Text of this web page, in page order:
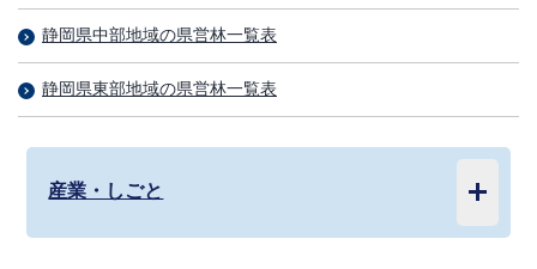
静岡県中部地域の県営林一覧表
静岡県東部地域の県営林一覧表
産業・しごと